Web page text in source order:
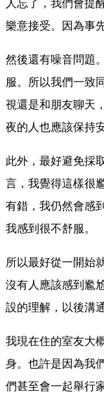
人忘了，我們會提
樂意接受。因為事
然後還有噪音問題
服。所以我們一致
視還是和朋友聊天
夜的人也應該保持
此外，最好避免採
言，我覺得這樣很
有錯，我仍然會感
我感到很不舒服。
所以最好從一開始
沒有人應該感到尷
設的理解，以後溝
我現在住的室友大
身。也許是因為我
們甚至會一起舉行